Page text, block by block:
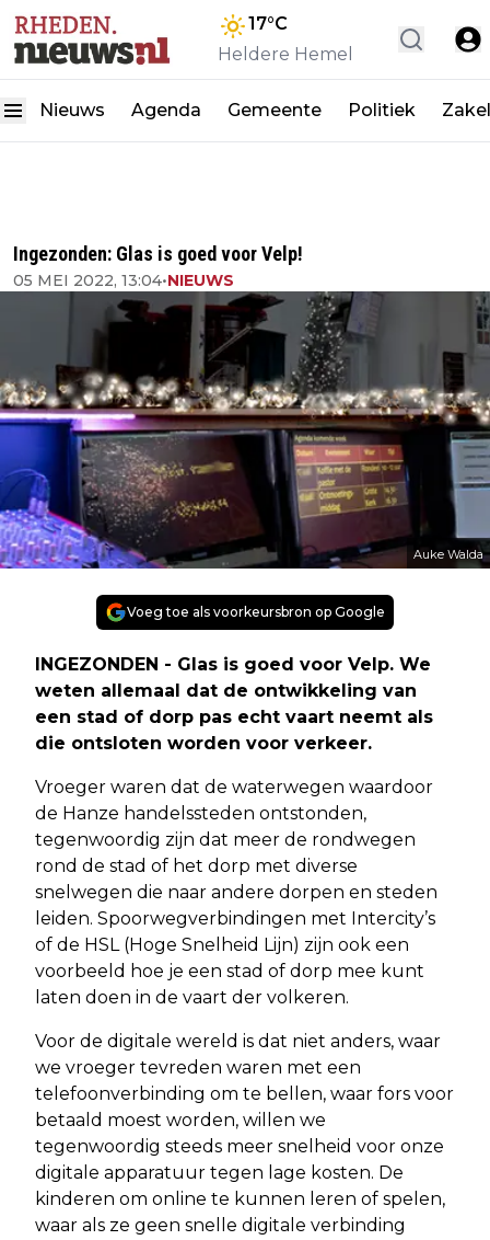
17°C
Heldere Hemel
Nieuws Agenda Gemeente Politiek
Ingezonden: Glas is goed voor Velp!
05 MEI 2022, 13:04•NIEUWS
Auke Walda
Voeg toe als voorkeursbron op Google
INGEZONDEN - Glas is goed voor Velp. We
weten allemaal dat de ontwikkeling van
een stad of dorp pas echt vaart neemt als
die ontsloten worden voor verkeer.
Vroeger waren dat de waterwegen waardoor
de Hanze handelssteden ontstonden,
tegenwoordig zijn dat meer de rondwegen
rond de stad of het dorp met diverse
snelwegen die naar andere dorpen en steden
leiden. Spoorwegverbindingen met Intercity’s
of de HSL (Hoge Snelheid Lijn) zijn ook een
voorbeeld hoe je een stad of dorp mee kunt
laten doen in de vaart der volkeren.
Voor de digitale wereld is dat niet anders, waar
we vroeger tevreden waren met een
telefoonverbinding om te bellen, waar fors voor
betaald moest worden, willen we
tegenwoordig steeds meer snelheid voor onze
digitale apparatuur tegen lage kosten. De
kinderen om online te kunnen leren of spelen,
waar als ze geen snelle digitale verbinding